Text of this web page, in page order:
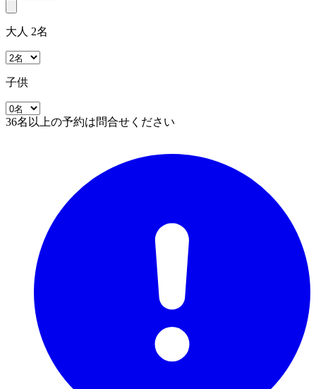
大人 2名
子供
36名以上の予約は問合せください